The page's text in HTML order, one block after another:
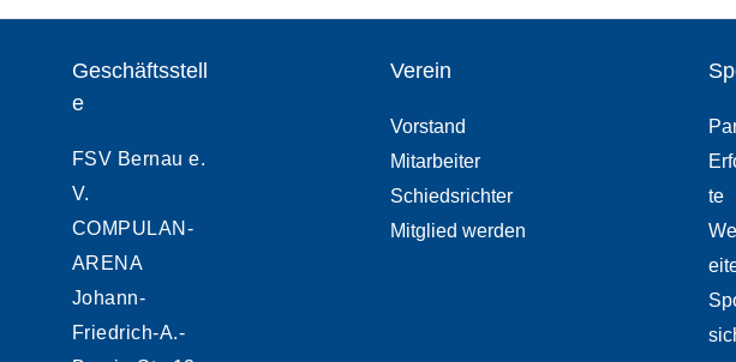
Geschäftsstell
e
FSV Bernau e.
V.
COMPULAN-
ARENA
Johann-
Friedrich-A.-
Verein
Vorstand
Mitarbeiter
Schiedsrichter
Mitglied werden
te